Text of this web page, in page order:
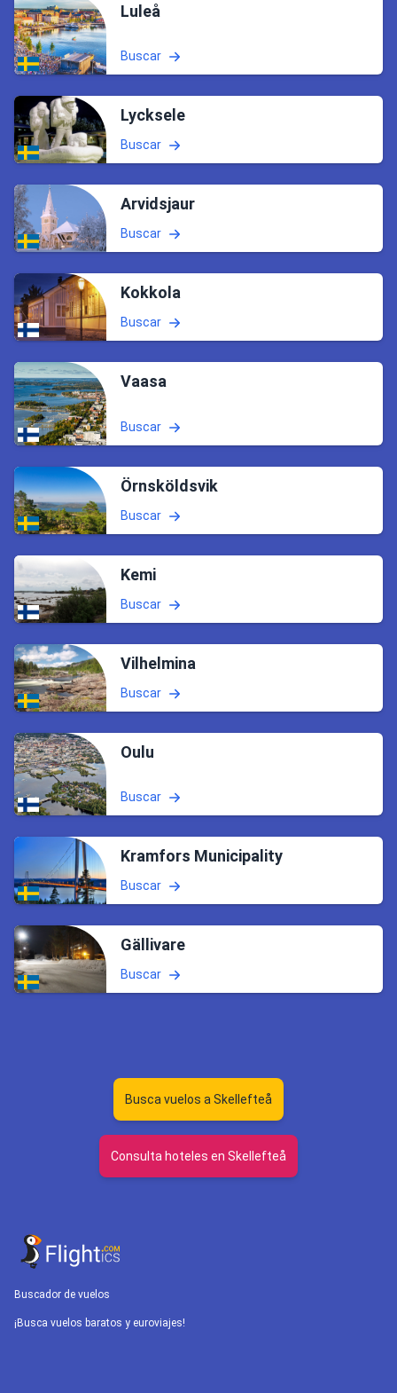
Luleå
Buscar
Lycksele
Buscar
Arvidsjaur
Buscar
Kokkola
Buscar
Vaasa
Buscar
Örnsköldsvik
Buscar
Kemi
Buscar
Vilhelmina
Buscar
Oulu
Buscar
Kramfors Municipality
Buscar
Gällivare
Buscar
Busca vuelos a Skellefteå
Consulta hoteles en Skellefteå
Buscador de vuelos
¡Busca vuelos baratos y euroviajes!